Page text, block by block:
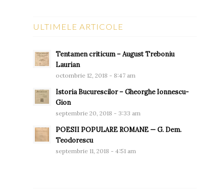
ULTIMELE ARTICOLE
Tentamen criticum – August Treboniu
Laurian
octombrie 12, 2018 - 8:47 am
Istoria Bucurescilor – Gheorghe Ionnescu-
Gion
septembrie 20, 2018 - 3:33 am
POESII POPULARE ROMANE — G. Dem.
Teodorescu
septembrie 11, 2018 - 4:51 am